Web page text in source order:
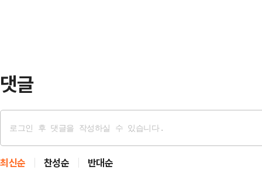
댓글
최신순 찬성순 반대순